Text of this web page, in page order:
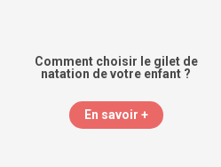
Comment choisir le gilet de
natation de votre enfant ?
En savoir +